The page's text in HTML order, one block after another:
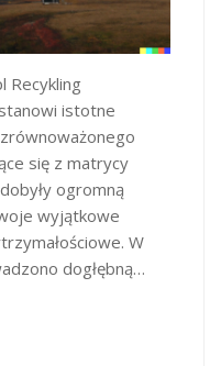
Recykling
istotne
się z matrycy
ogromną
wyjątkowe
W
dogłębną…